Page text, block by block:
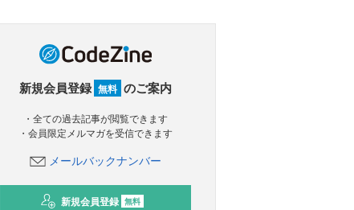
新規会員登録 無料 のご案内
・全ての過去記事が閲覧できます
・会員限定メルマガを受信できます
メールバックナンバー
新規会員登録 無料